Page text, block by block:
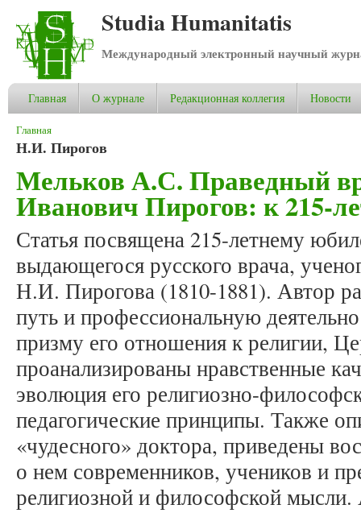
Studia Humanitatis
Международный электронный научный
Главная О журнале Редакционная коллегия Новости
Вы здесь
Главная
Н.И. Пирогов
Мельков А.С. Праведный
Иванович Пирогов: к 215-
Статья посвящена 215-летнему
выдающегося русского врача,
Н.И. Пирогова (1810-1881). Автор
путь и профессиональную
призму его отношения к религии,
проанализированы нравственные
эволюция его религиозно-
педагогические принципы. Также
«чудесного» доктора, приведены
о нем современников, учеников и
религиозной и философской